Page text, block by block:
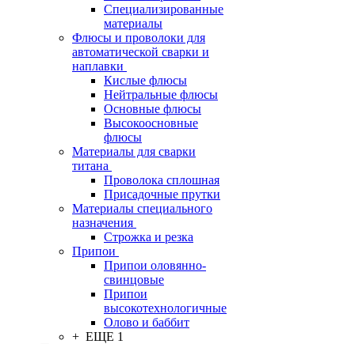
Специализированные
материалы
Флюсы и проволоки для
автоматической сварки и
наплавки
Кислые флюсы
Нейтральные флюсы
Основные флюсы
Высокоосновные
флюсы
Материалы для сварки
титана
Проволока сплошная
Присадочные прутки
Материалы специального
назначения
Строжка и резка
Припои
Припои оловянно-
свинцовые
Припои
высокотехнологичные
Олово и баббит
+ ЕЩЕ 1